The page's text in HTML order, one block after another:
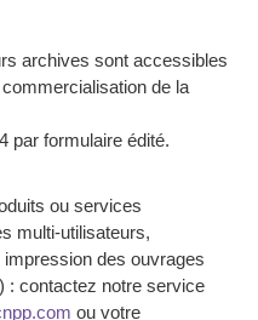
archives sont accessibles
de la
par formulaire édité.
ou services
multi-utilisateurs,
des ouvrages
: contactez notre service
ou votre